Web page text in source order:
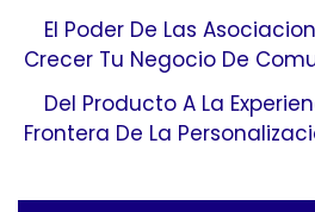
El Poder De Las
Crecer Tu Negocio De
Del Producto A La
Frontera De La